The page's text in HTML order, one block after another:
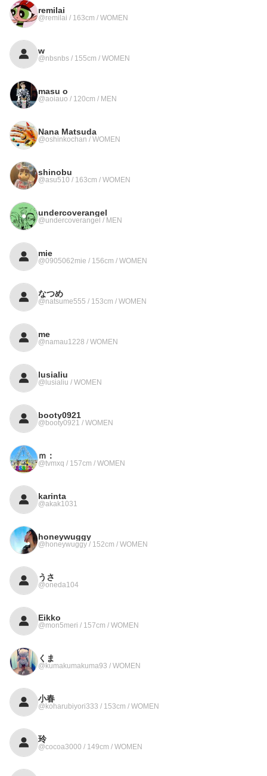
remilai
@remilai / 163cm / WOMEN
w
@nbsnbs / 155cm / WOMEN
masu o
@aoiauo / 120cm / MEN
Nana Matsuda
@oshinkochan / WOMEN
shinobu
@asu510 / 163cm / WOMEN
undercoverangel
@undercoverangel / MEN
mie
@0905062mie / 156cm / WOMEN
なつめ
@natsume555 / 153cm / WOMEN
me
@namau1228 / WOMEN
lusialiu
@lusialiu / WOMEN
booty0921
@booty0921 / WOMEN
ｍ：
@tvmxq / 157cm / WOMEN
karinta
@akak1031
honeywuggy
@honeywuggy / 152cm / WOMEN
うさ
@oneda104
Eikko
@mon5meri / 157cm / WOMEN
くま
@kumakumakuma93 / WOMEN
小春
@koharubiyori333 / 153cm / WOMEN
玲
@cocoa3000 / 149cm / WOMEN